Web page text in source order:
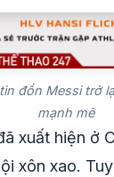
đồn Messi trở
mạnh mẽ
xuất hiện ở
xôn xao.